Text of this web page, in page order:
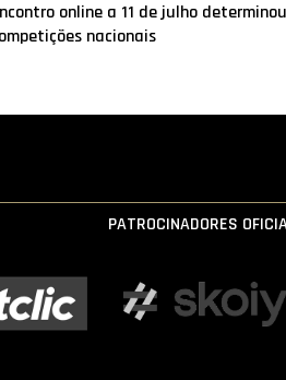
online a 11 de julho
nacionais
PATROCINADORES